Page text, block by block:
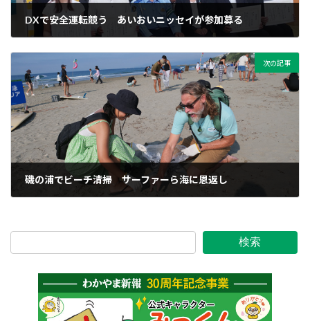
DXで安全運転競う あいおいニッセイが参加募る
次の記事
磯の浦でビーチ清掃 サーファーら海に恩返し
検索